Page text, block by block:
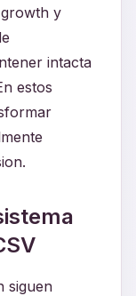
y
intacta
estos
siguen